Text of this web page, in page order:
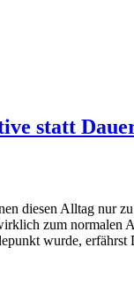
statt
diesen Alltag nur
zum normalen
wurde, erfährst